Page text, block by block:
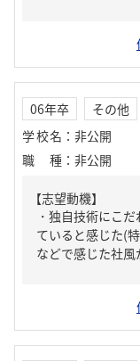
06年卒 その他
学校名 ： 非公開
職種 ： 非公開
【志望動機】
・独自技術にこ
ていると感じた(
などで感じた社